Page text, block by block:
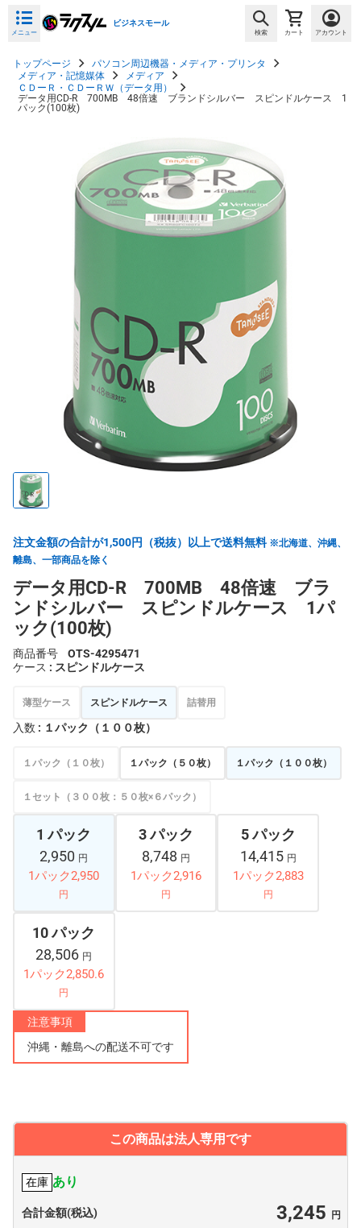
メニュー
ビジネスモール
検索 カート アカウント
トップページ
パソコン周辺機器・メディア・プリンタ
メディア・記憶媒体
メディア
ＣＤーＲ・ＣＤーＲＷ（データ用）
データ用CD-R 700MB 48倍速 ブランドシルバー スピンドルケース 1
パック(100枚)
注文金額の合計が1,500円（税抜）以上で送料無料 ※北海道、沖縄、
離島、一部商品を除く
データ用CD-R 700MB 48倍速 ブラ
ンドシルバー スピンドルケース 1パ
ック(100枚)
商品番号
OTS-4295471
ケース : スピンドルケース
薄型ケース スピンドルケース 詰替用
入数 : １パック（１００枚）
１パック（１０枚） １パック（５０枚） １パック（１００枚）
１セット（３００枚：５０枚×６パック）
1 パック
2,950 円
1パック2,950
円
3 パック
8,748 円
1パック2,916
円
5 パック
14,415 円
1パック2,883
円
10 パック
28,506 円
1パック2,850.6
円
注意事項
沖縄・離島への配送不可です
この商品は法人専用です
在庫 あり
合計金額(税込) 3,245